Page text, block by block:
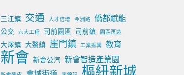
三江鎮 交通 人才倍增 今洲路 僑都賦能
公交 六大工程 司前園區 司前鎮 園區再造
大澤鎮 大鰲鎮 崖門鎮 工業振興 教育
新會 新會公汽 新會智造產業園
樞紐新城